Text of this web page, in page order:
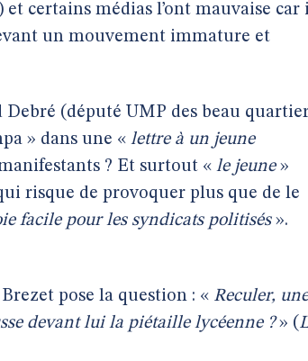
certains médias l’ont mauvaise car
un mouvement immature et
(député UMP des beau
» dans une « lettre à un jeune
? Et surtout « le jeune»
risque de provoquer plus que de le
facile pour les syndicats politisés».
pose la question : « Reculer, une
devant lui la piétaille lycéenne ?» (